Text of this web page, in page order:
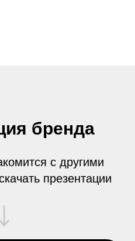
бренда
с другими
презентации